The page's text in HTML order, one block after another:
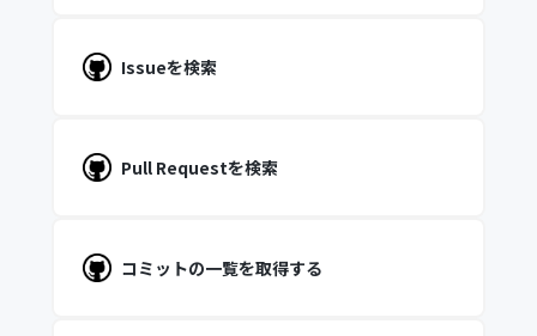
Issueを検索
Pull Requestを検索
コミットの一覧を取得する